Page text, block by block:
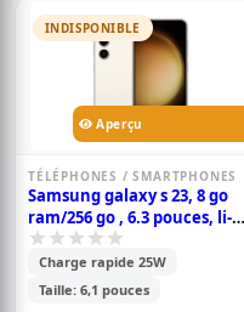
INDISPONIBLE
Aperçu
TÉLÉPHONES / SMARTPHONES
Samsung galaxy s 23, 8 go
ram/256 go , 6.3 pouces, li-
ion 3900 mah, garantie 6
mois
Charge rapide 25W
Taille: 6,1 pouces